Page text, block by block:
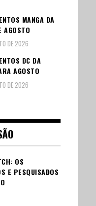
MANGA DA
AGOSTO
DE 2026
DC DA
AGOSTO
DE 2026
OS
E PESQUISADOS